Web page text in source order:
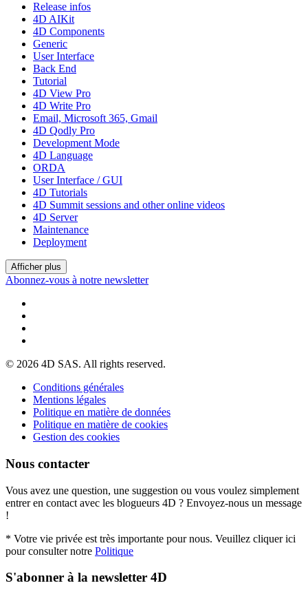
Release infos
4D AIKit
4D Components
Generic
User Interface
Back End
Tutorial
4D View Pro
4D Write Pro
Email, Microsoft 365, Gmail
4D Qodly Pro
Development Mode
4D Language
ORDA
User Interface / GUI
4D Tutorials
4D Summit sessions and other online videos
4D Server
Maintenance
Deployment
Afficher plus
Abonnez-vous à notre newsletter
© 2026 4D SAS. All rights reserved.
Conditions générales
Mentions légales
Politique en matière de données
Politique en matière de cookies
Gestion des cookies
Nous contacter
Vous avez une question, une suggestion ou vous voulez simplement
entrer en contact avec les blogueurs 4D ? Envoyez-nous un message
!
* Votre vie privée est très importante pour nous. Veuillez cliquer ici
pour consulter notre Politique
S'abonner à la newsletter 4D